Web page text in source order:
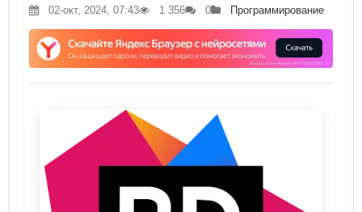
02-окт, 2024, 07:43 1 356 0 Программирование